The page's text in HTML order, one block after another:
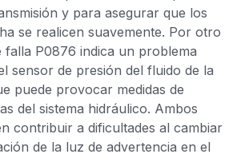
y para asegurar que los
se realicen suavemente. Por otro
falla P0876 indica un problema
sensor de presión del fluido de la
puede provocar medidas de
del sistema hidráulico. Ambos
contribuir a dificultades al cambiar
de la luz de advertencia en el